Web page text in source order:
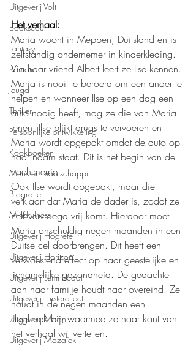
Uitgeverij Volt
Bookscout
Fantasy
Roman
Jeugd
Thriller
Persoonlijke ontwikkeling
Kookboeken
Mens en maatschappij
Biografie
Mindfulness
Uitgeverij Hogrefe
Uitgeverij Horizon
Uitgeverij Lemniscaat
Uitgeverij Luistereffect
Uitgeverij Moon
Uitgeverij Mozaïek
Het verhaal:
Maria woont in Meppen, Duitsland en is
zelfstandig ondernemer in kinderkleding.
Via haar vriend Albert leert ze Ilse kennen.
Maria is nooit te beroerd om een ander te
helpen en wanneer Ilse op een dag een
auto nodig heeft, mag ze die van Maria
lenen. Ilse blijkt drugs te vervoeren en
Maria wordt opgepakt omdat de auto op
haar naam staat. Dit is het begin van de
nachtmerrie.
Ook Ilse wordt opgepakt, maar die
verklaart dat Maria de dader is, zodat ze
zelf vervroegd vrij komt. Hierdoor moet
Maria onschuldig negen maanden in een
Duitse cel doorbrengen. Dit heeft een
verwoestend effect op haar geestelijke en
lichamelijke gezondheid. De gedachte
aan haar familie houdt haar overeind. Ze
houdt in de negen maanden een
dagboek bij, waarmee ze haar kant van
het verhaal wil vertellen.